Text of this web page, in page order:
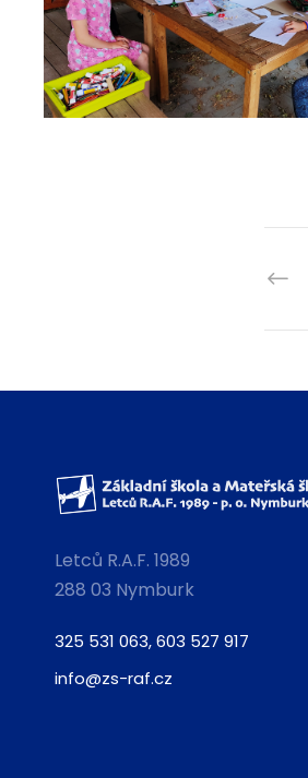
Letců R.A.F. 1989
288 03 Nymburk
325 531 063, 603 527 917
info@zs-raf.cz